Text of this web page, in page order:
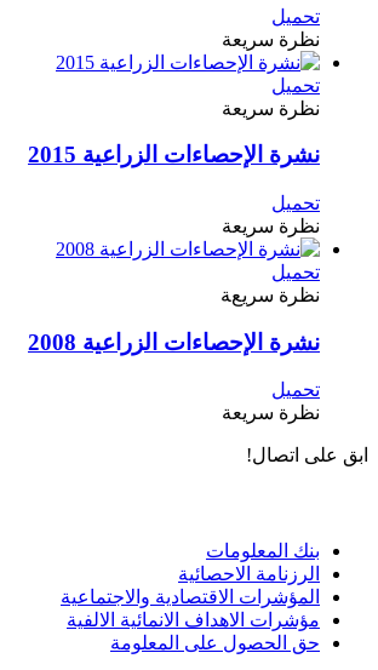
تحميل
نظرة سريعة
تحميل
نظرة سريعة
نشرة الإحصاءات الزراعية 2015
تحميل
نظرة سريعة
تحميل
نظرة سريعة
نشرة الإحصاءات الزراعية 2008
تحميل
نظرة سريعة
ابق على اتصال!
بنك المعلومات
الرزنامة الاحصائية
المؤشرات الاقتصادية والاجتماعية
مؤشرات الاهداف الانمائية الالفية
حق الحصول على المعلومة